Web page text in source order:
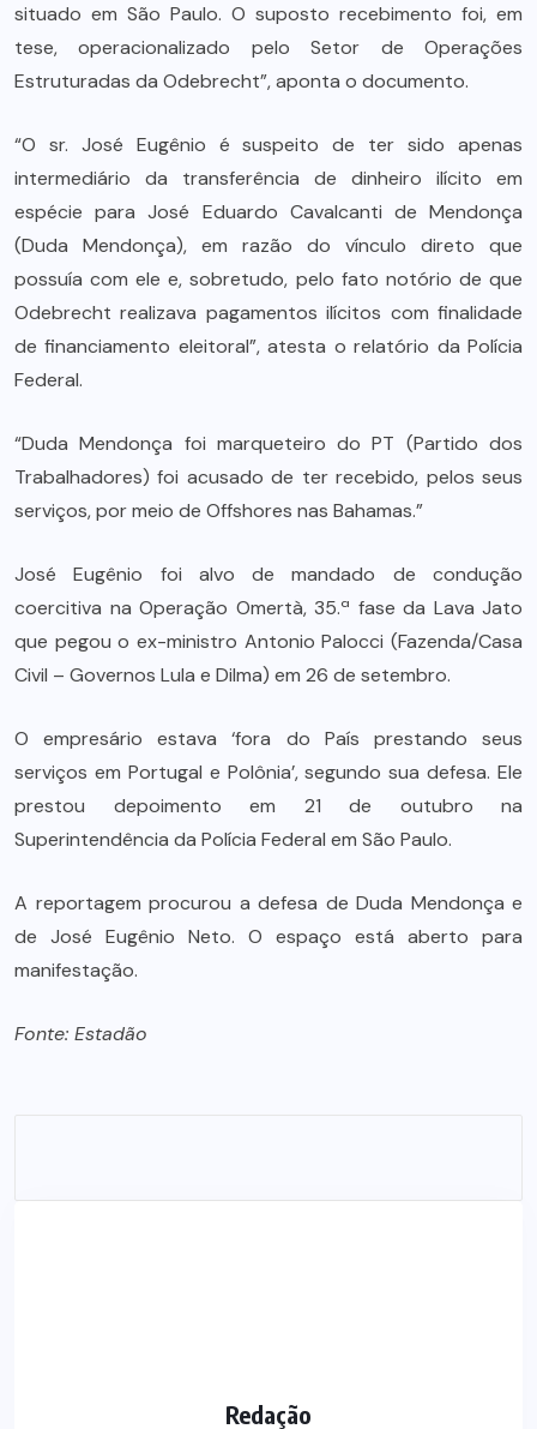
situado em São Paulo. O suposto recebimento foi, em
tese, operacionalizado pelo Setor de Operações
Estruturadas da Odebrecht”, aponta o documento.
“O sr. José Eugênio é suspeito de ter sido apenas
intermediário da transferência de dinheiro ilícito em
espécie para José Eduardo Cavalcanti de Mendonça
(Duda Mendonça), em razão do vínculo direto que
possuía com ele e, sobretudo, pelo fato notório de que
Odebrecht realizava pagamentos ilícitos com finalidade
de financiamento eleitoral”, atesta o relatório da Polícia
Federal.
“Duda Mendonça foi marqueteiro do PT (Partido dos
Trabalhadores) foi acusado de ter recebido, pelos seus
serviços, por meio de Offshores nas Bahamas.”
José Eugênio foi alvo de mandado de condução
coercitiva na Operação Omertà, 35.ª fase da Lava Jato
que pegou o ex-ministro Antonio Palocci (Fazenda/Casa
Civil – Governos Lula e Dilma) em 26 de setembro.
O empresário estava ‘fora do País prestando seus
serviços em Portugal e Polônia’, segundo sua defesa. Ele
prestou depoimento em 21 de outubro na
Superintendência da Polícia Federal em São Paulo.
A reportagem procurou a defesa de Duda Mendonça e
de José Eugênio Neto. O espaço está aberto para
manifestação.
Fonte: Estadão
Redação